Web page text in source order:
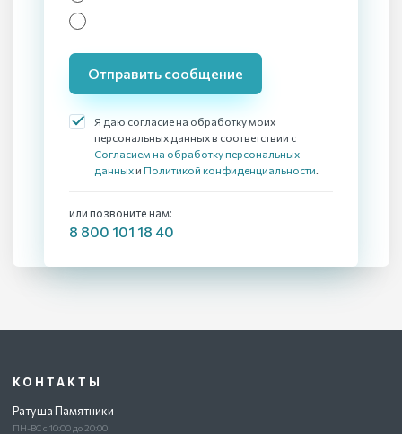
Отправить сообщение
Я даю согласие на обработку моих
персональных данных в соответствии с
Согласием на обработку персональных
данных и Политикой конфиденциальности.
или позвоните нам:
8 800 101 18 40
КОНТАКТЫ
Ратуша Памятники
ПН-ВС с 10:00 до 20:00